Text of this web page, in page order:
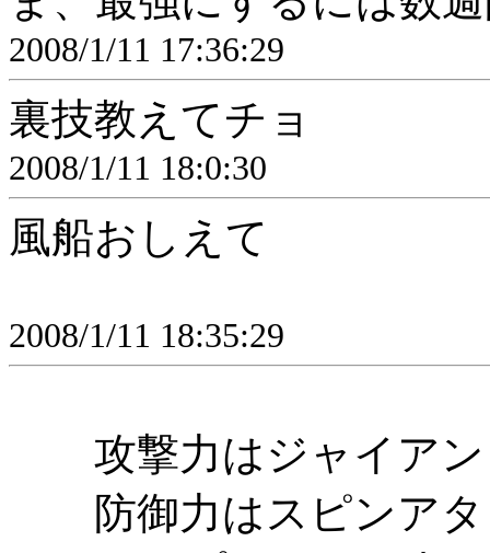
2008/1/11 17:36:29
裏技教えてチョ
2008/1/11 18:0:30
風船おしえて
2008/1/11 18:35:29
攻撃力はジャイアン
防御力はスピンアタ